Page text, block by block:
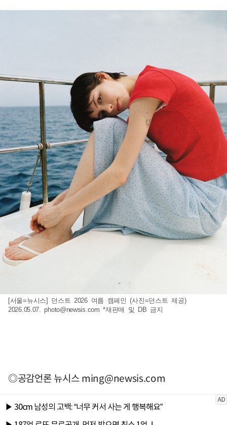
[서울=뉴시스] 던스트 2026 여름 캠페인 (사진=던스트 제공)
2026.05.07.photo@newsis.com *재판매 및 DB 금지
◎공감언론 뉴시스ming@newsis.com